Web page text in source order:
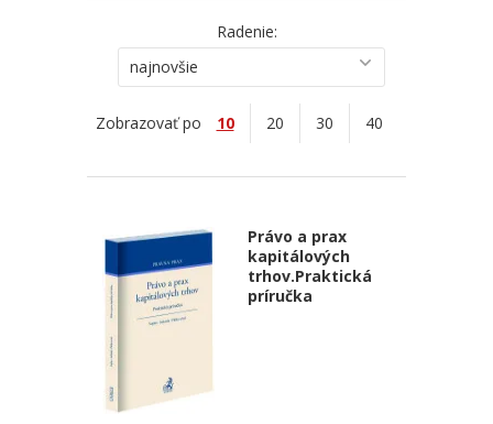
Radenie:
najnovšie
Zobrazovať po 10 20 30 40
Právo a prax
kapitálových
trhov.Praktická
príručka